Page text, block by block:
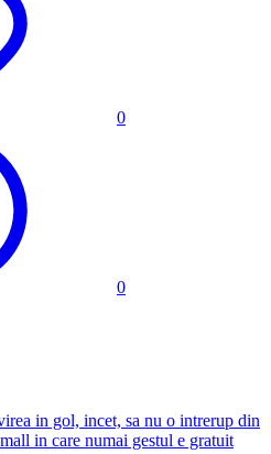
0
0
in gol, incet, sa nu o intrerup din
in care numai gestul e gratuit